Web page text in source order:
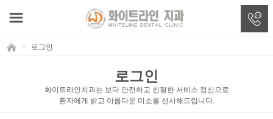
> 로그인
로그인
화이트라인치과는 보다 안전하고 친절한 서비스 정신으로
환자에게 밝고 아름다운 미소를 선사해드립니다.